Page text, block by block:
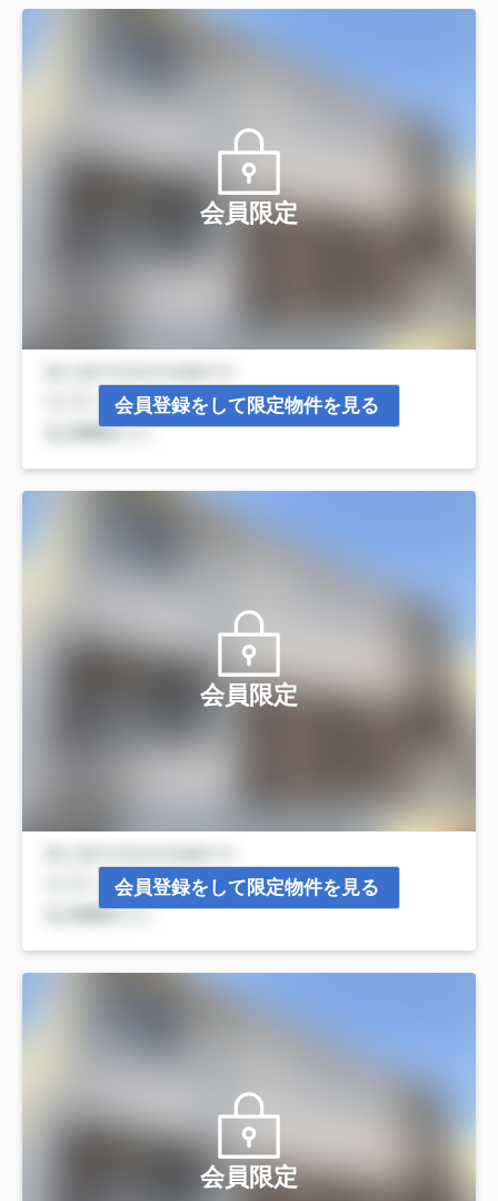
会員限定
会員登録をして限定物件を見る
会員限定
会員登録をして限定物件を見る
会員限定